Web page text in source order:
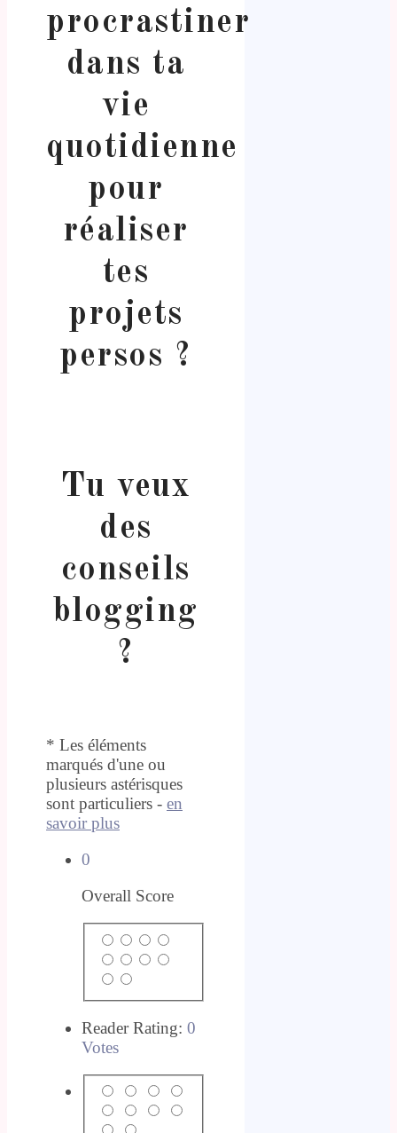
procrastiner
dans ta
vie
quotidienne
pour
réaliser
tes
projets
persos ?
Tu veux
des
conseils
blogging
?
* Les éléments
marqués d'une ou
plusieurs astérisques
sont particuliers - en
savoir plus
0
Overall Score
Reader Rating: 0
Votes